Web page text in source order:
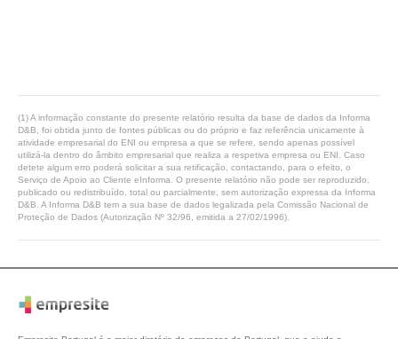
(1) A informação constante do presente relatório resulta da base de dados da Informa
D&B, foi obtida junto de fontes públicas ou do próprio e faz referência unicamente à
atividade empresarial do ENI ou empresa a que se refere, sendo apenas possível
utilizá-la dentro do âmbito empresarial que realiza a respetiva empresa ou ENI. Caso
detete algum erro poderá solicitar a sua retificação, contactando, para o efeito, o
Serviço de Apoio ao Cliente eInforma. O presente relatório não pode ser reproduzido,
publicado ou redistribuído, total ou parcialmente, sem autorização expressa da Informa
D&B. A Informa D&B tem a sua base de dados legalizada pela Comissão Nacional de
Proteção de Dados (Autorização Nº 32/96, emitida a 27/02/1996).